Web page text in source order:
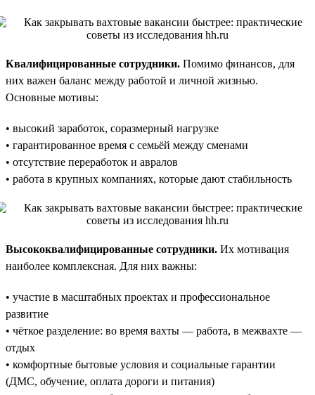
Квалифицированные сотрудники. Помимо финансов, для
них важен баланс между работой и личной жизнью.
Основные мотивы:
• высокий заработок, соразмерный нагрузке
• гарантированное время с семьёй между сменами
• отсутствие переработок и авралов
• работа в крупных компаниях, которые дают стабильность
Высококвалифицированные сотрудники. Их мотивация
наиболее комплексная. Для них важны:
• участие в масштабных проектах и профессиональное
развитие
• чёткое разделение: во время вахты — работа, в межвахте —
отдых
• комфортные бытовые условия и социальные гарантии
(ДМС, обучение, оплата дороги и питания)